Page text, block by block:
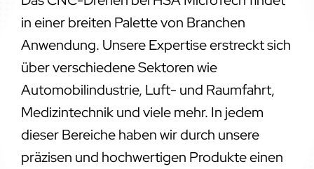
in einer breiten Palette von Branchen
Anwendung. Unsere Expertise erstreckt sich
über verschiedene Sektoren wie
Automobilindustrie, Luft- und Raumfahrt,
Medizintechnik und viele mehr. In jedem
dieser Bereiche haben wir durch unsere
präzisen und hochwertigen Produkte einen